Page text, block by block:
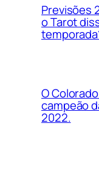
Previsões
o Tarot
O
campeão
2022.